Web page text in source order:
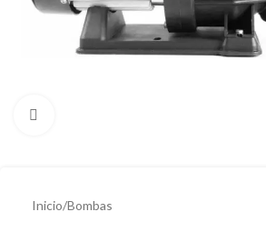
Inicio/Bombas